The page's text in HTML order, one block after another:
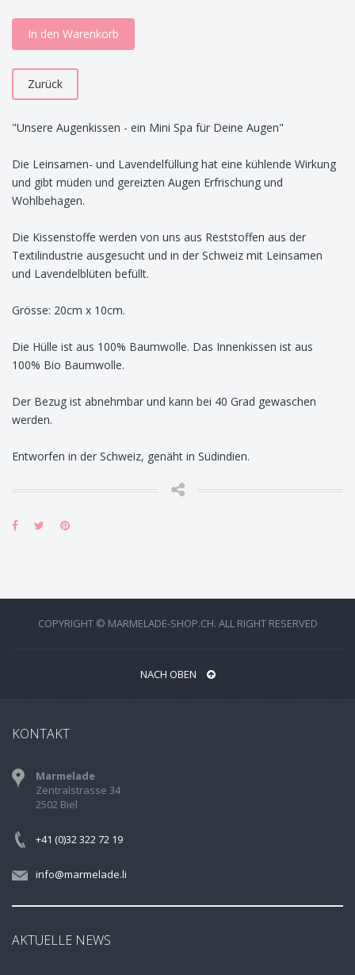
In den Warenkorb
Zurück
"Unsere Augenkissen - ein Mini Spa für Deine Augen"
Die Leinsamen- und Lavendelfüllung hat eine kühlende Wirkung
und gibt müden und gereizten Augen Erfrischung und
Wohlbehagen.
Die Kissenstoffe werden von uns aus Reststoffen aus der
Textilindustrie ausgesucht und in der Schweiz mit Leinsamen
und Lavendelblüten befüllt.
Grösse: 20cm x 10cm.
Die Hülle ist aus 100% Baumwolle. Das Innenkissen ist aus
100% Bio Baumwolle.
Der Bezug ist abnehmbar und kann bei 40 Grad gewaschen
werden.
Entworfen in der Schweiz, genäht in Südindien.
COPYRIGHT © MARMELADE-SHOP.CH. ALL RIGHT RESERVED
NACH OBEN
KONTAKT
Marmelade
Zentralstrasse 34
2502 Biel
+41 (0)32 322 72 19
info@marmelade.li
AKTUELLE NEWS